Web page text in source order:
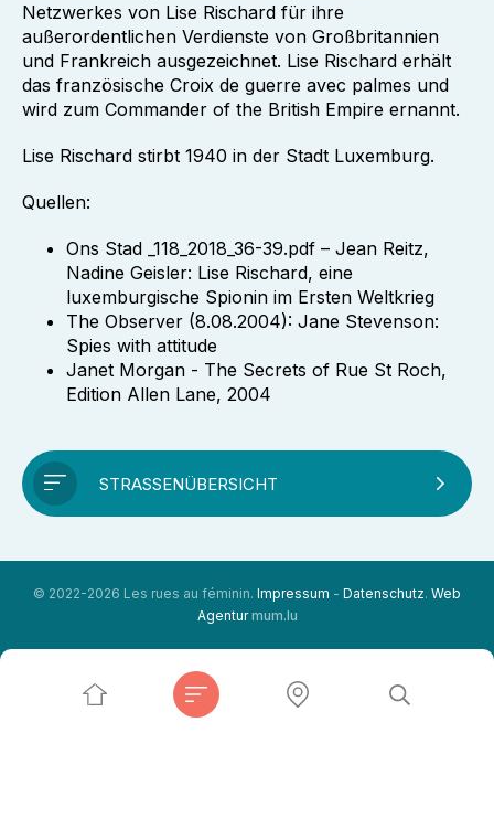
Netzwerkes von Lise Rischard für ihre
außerordentlichen Verdienste von Großbritannien
und Frankreich ausgezeichnet. Lise Rischard erhält
das französische Croix de guerre avec palmes und
wird zum Commander of the British Empire ernannt.
Lise Rischard stirbt 1940 in der Stadt Luxemburg.
Quellen:
Ons Stad _118_2018_36-39.pdf – Jean Reitz,
Nadine Geisler: Lise Rischard, eine
luxemburgische Spionin im Ersten Weltkrieg
The Observer (8.08.2004): Jane Stevenson:
Spies with attitude
Janet Morgan - The Secrets of Rue St Roch,
Edition Allen Lane, 2004
STRASSENÜBERSICHT
© 2022-2026 Les rues au féminin. Impressum - Datenschutz. Web
Agentur mum.lu